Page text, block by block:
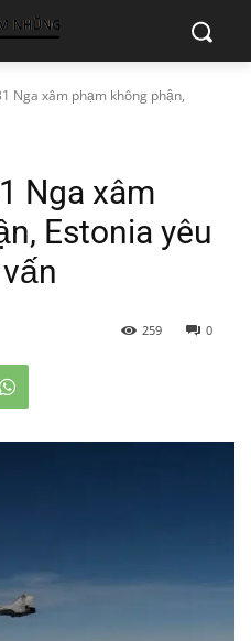
Nga xâm phạm không phận,
Nga xâm
Estonia yêu
0
259